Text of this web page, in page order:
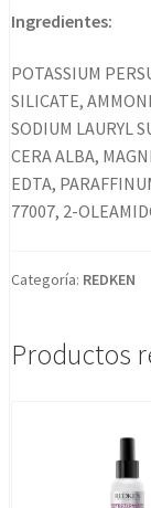
Ingredientes:
POTASSIUM
SILICATE,
SODIUM LAURYL
CERA ALBA,
EDTA,
77007, 2-
Categoría: REDKEN
Productos